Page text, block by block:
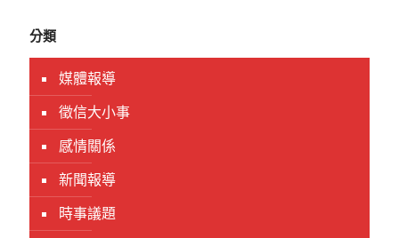
分類
媒體報導
徵信大小事
感情關係
新聞報導
時事議題